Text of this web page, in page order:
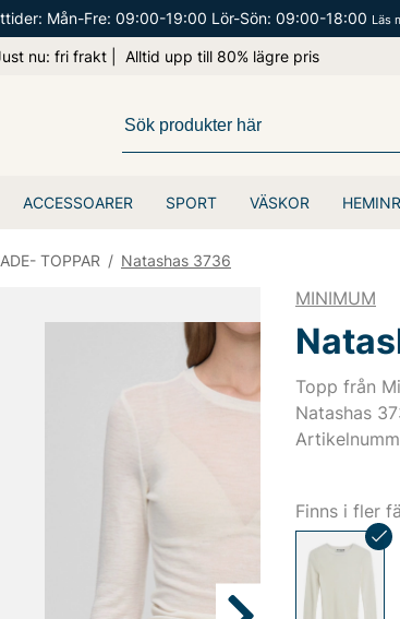
Mån-Fre: 09:00-19:00 Lör-Sön: 09:00-18:00 Läs
nu: fri frakt | Alltid upp till 80% lägre pris
ACCESSOARER SPORT VÄSKOR
TOPPAR / Natashas 3736
MINIMUM
Topp från
Natashas
Finns i fler